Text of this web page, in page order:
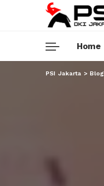
Home
PSI Jakarta > Blog